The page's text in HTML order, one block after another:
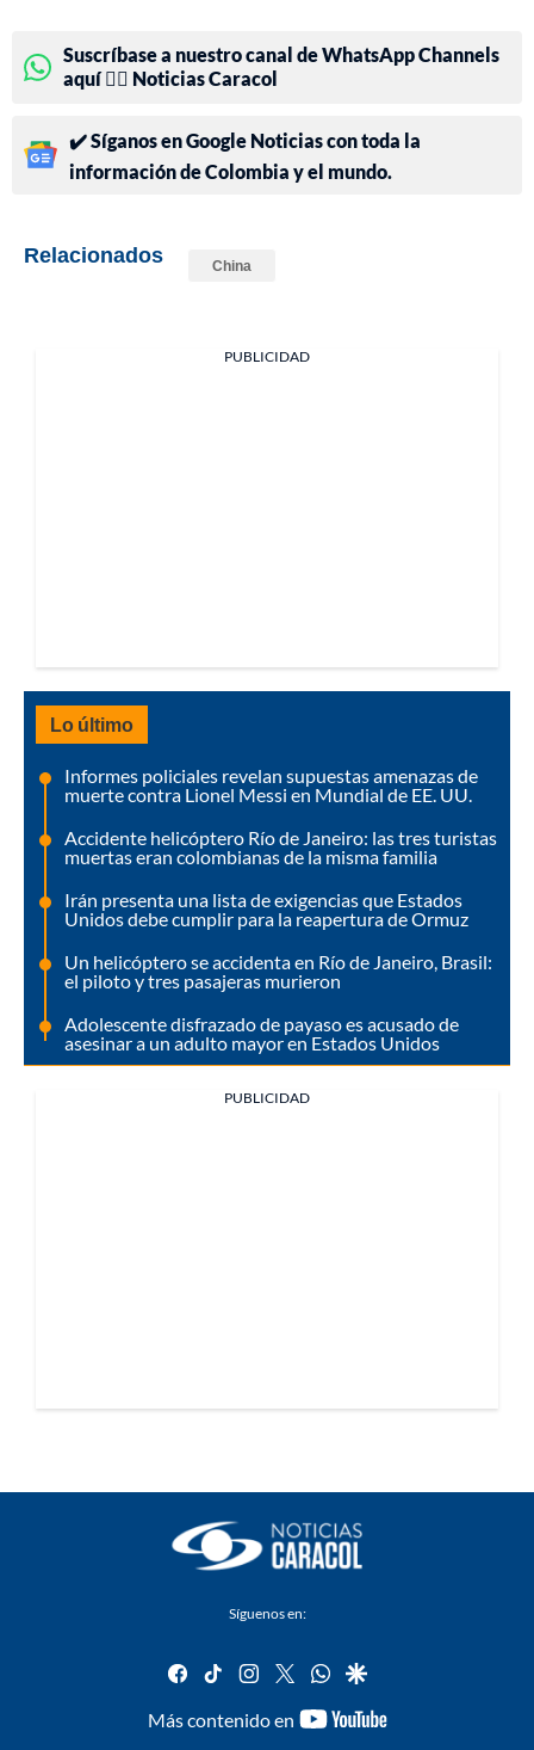
Suscríbase a nuestro canal de WhatsApp Channels
aquí 👉🏻 Noticias Caracol
✔️ Síganos en Google Noticias con toda la
información de Colombia y el mundo.
Relacionados China
PUBLICIDAD
Lo último
Informes policiales revelan supuestas amenazas de
muerte contra Lionel Messi en Mundial de EE. UU.
Accidente helicóptero Río de Janeiro: las tres turistas
muertas eran colombianas de la misma familia
Irán presenta una lista de exigencias que Estados
Unidos debe cumplir para la reapertura de Ormuz
Un helicóptero se accidenta en Río de Janeiro, Brasil:
el piloto y tres pasajeras murieron
Adolescente disfrazado de payaso es acusado de
asesinar a un adulto mayor en Estados Unidos
PUBLICIDAD
Síguenos en:
facebook
tiktok instagram
twitterwhatsapp
google
Más contenido en
youtube-